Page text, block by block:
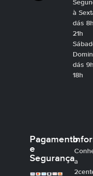
à
dás
21h
dás
18h
Pagamento
e
Segurançaa